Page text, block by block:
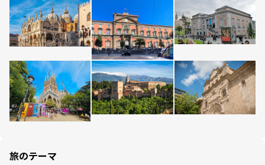
旅のテーマ